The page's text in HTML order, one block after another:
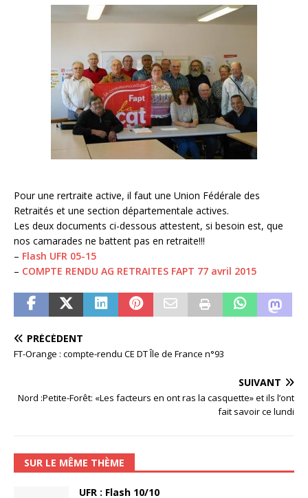
Pour une rertraite active, il faut une Union Fédérale des
Retraités et une section départementale actives.
Les deux documents ci-dessous attestent, si besoin est, que
nos camarades ne battent pas en retraite!!!
– Flash UFR 05-15
– COMPTE RENDU AG RETRAITES FAPT 77 avril 2015
PRÉCÉDENT
FT-Orange : compte-rendu CE DT Île de France n°93
SUIVANT
Nord :Petite-Forêt: «Les facteurs en ont ras la casquette» et ils l’ont
fait savoir ce lundi
SUR LE MÊME THÈME
UFR : Flash 10/10